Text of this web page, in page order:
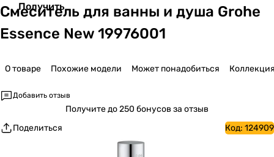
Получить
Смеситель для ванны и душа Grohe
Essence New 19976001
О товаре Похожие модели Может понадобиться
Добавить отзыв
Получитедо 250 бонусов за отзыв
Поделиться
Код: 124909